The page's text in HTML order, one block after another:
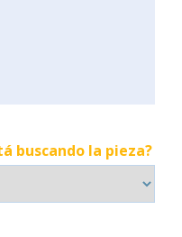
buscando la pieza?